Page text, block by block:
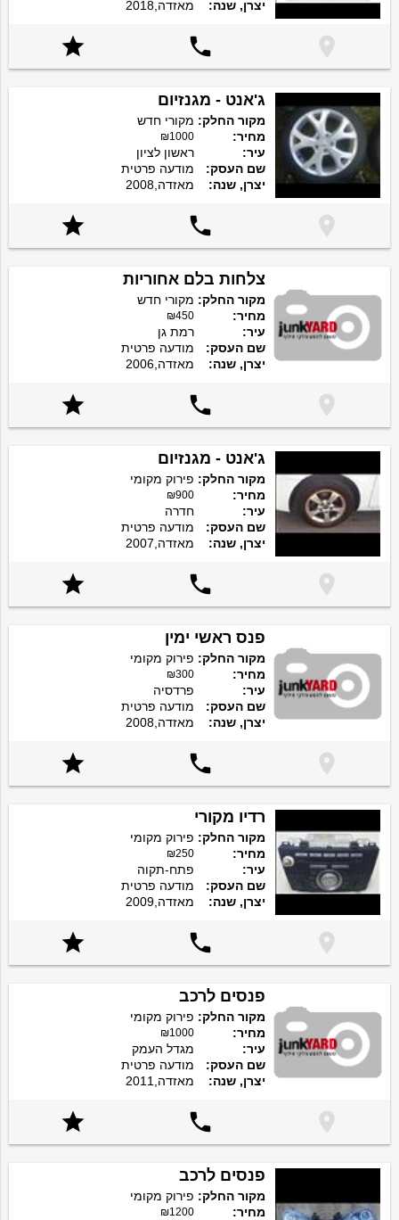
יצרן, שנה: מאזדה,2018



ג'אנט - מגנזיום
מקור החלק: מקורי חדש
מחיר:
₪1000
עיר:
ראשון לציון
שם העסק:
מודעה פרטית
יצרן, שנה:
מאזדה,2008



צלחות בלם אחוריות
מקור החלק: מקורי חדש
מחיר:
₪450
עיר:
רמת גן
שם העסק:
מודעה פרטית
יצרן, שנה:
מאזדה,2006



ג'אנט - מגנזיום
מקור החלק: פירוק מקומי
מחיר:
₪900
עיר:
חדרה
שם העסק:
מודעה פרטית
יצרן, שנה:
מאזדה,2007



פנס ראשי ימין
מקור החלק: פירוק מקומי
מחיר:
₪300
עיר:
פרדסיה
שם העסק:
מודעה פרטית
יצרן, שנה:
מאזדה,2008



רדיו מקורי
מקור החלק: פירוק מקומי
מחיר:
₪250
עיר:
פתח-תקוה
שם העסק:
מודעה פרטית
יצרן, שנה:
מאזדה,2009



פנסים לרכב
מקור החלק: פירוק מקומי
מחיר:
₪1000
עיר:
מגדל העמק
שם העסק:
מודעה פרטית
יצרן, שנה:
מאזדה,2011



פנסים לרכב
מקור החלק: פירוק מקומי
מחיר:
₪1200